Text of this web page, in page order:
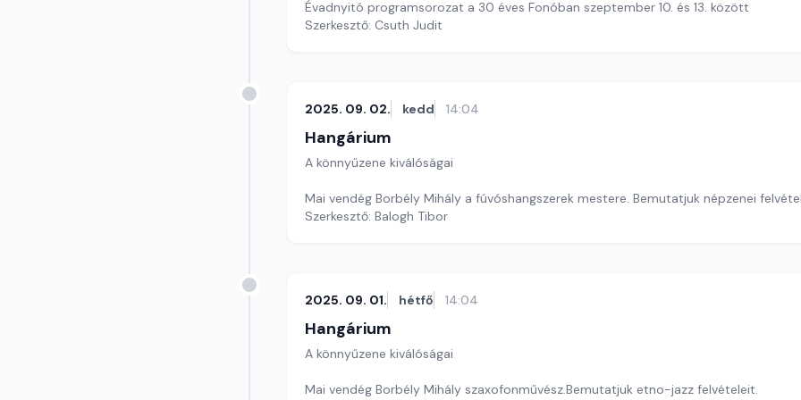
Évadnyitó programsorozat a 30 éves Fonóban szeptember 10. és 13. között
Szerkesztő: Csuth Judit
2025. 09. 02. kedd 14:04
Hangárium
A könnyűzene kiválóságai
Mai vendég Borbély Mihály a fúvóshangszerek mestere. Bemutatjuk népzenei
Szerkesztő: Balogh Tibor
2025. 09. 01. hétfő 14:04
Hangárium
A könnyűzene kiválóságai
Mai vendég Borbély Mihály szaxofonművész.Bemutatjuk etno-jazz felvételeit.